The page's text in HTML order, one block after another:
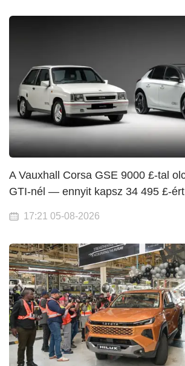
A Vauxhall Corsa GSE 9000 £-tal
GTI-nél — ennyit kapsz 34 495 £-ért
17:21 05-08-2026